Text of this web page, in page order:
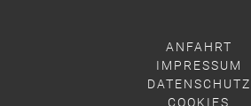
ANFAHRT
IMPRESSUM
DATENSCHUTZ